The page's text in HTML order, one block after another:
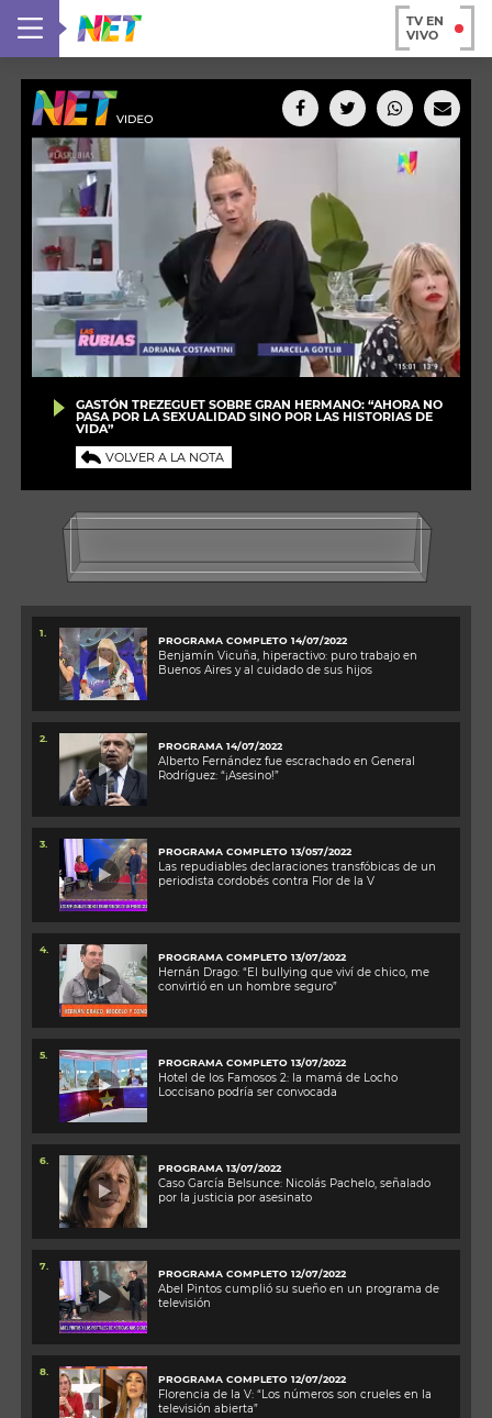
TV EN
VIVO
GASTÓN TREZEGUET SOBRE GRAN HERMANO: “AHORA NO
PASA POR LA SEXUALIDAD SINO POR LAS HISTORIAS DE
VIDA”
VOLVER A LA NOTA
1.
PROGRAMA COMPLETO 14/07/2022
Benjamín Vicuña, hiperactivo: puro trabajo en
Buenos Aires y al cuidado de sus hijos
2.
PROGRAMA 14/07/2022
Alberto Fernández fue escrachado en General
Rodríguez: “¡Asesino!”
3.
PROGRAMA COMPLETO 13/057/2022
Las repudiables declaraciones transfóbicas de un
periodista cordobés contra Flor de la V
4.
PROGRAMA COMPLETO 13/07/2022
Hernán Drago: “El bullying que viví de chico, me
convirtió en un hombre seguro”
5.
PROGRAMA COMPLETO 13/07/2022
Hotel de los Famosos 2: la mamá de Locho
Loccisano podría ser convocada
6.
PROGRAMA 13/07/2022
Caso García Belsunce: Nicolás Pachelo, señalado
por la justicia por asesinato
7.
PROGRAMA COMPLETO 12/07/2022
Abel Pintos cumplió su sueño en un programa de
televisión
8.
PROGRAMA COMPLETO 12/07/2022
Florencia de la V: “Los números son crueles en la
televisión abierta”